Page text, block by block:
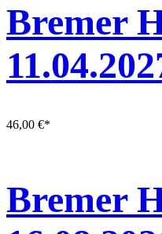
Bremer
46,00 €*
Bremer